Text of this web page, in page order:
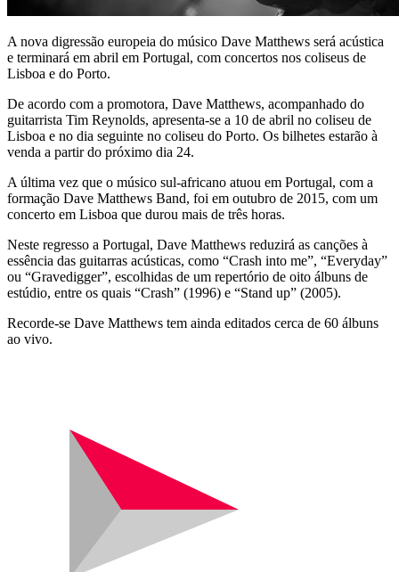
A nova digressão europeia do músico Dave Matthews será acústica
e terminará em abril em Portugal, com concertos nos coliseus de
Lisboa e do Porto.
De acordo com a promotora, Dave Matthews, acompanhado do
guitarrista Tim Reynolds, apresenta-se a 10 de abril no coliseu de
Lisboa e no dia seguinte no coliseu do Porto. Os bilhetes estarão à
venda a partir do próximo dia 24.
A última vez que o músico sul-africano atuou em Portugal, com a
formação Dave Matthews Band, foi em outubro de 2015, com um
concerto em Lisboa que durou mais de três horas.
Neste regresso a Portugal, Dave Matthews reduzirá as canções à
essência das guitarras acústicas, como “Crash into me”, “Everyday”
ou “Gravedigger”, escolhidas de um repertório de oito álbuns de
estúdio, entre os quais “Crash” (1996) e “Stand up” (2005).
Recorde-se Dave Matthews tem ainda editados cerca de 60 álbuns
ao vivo.